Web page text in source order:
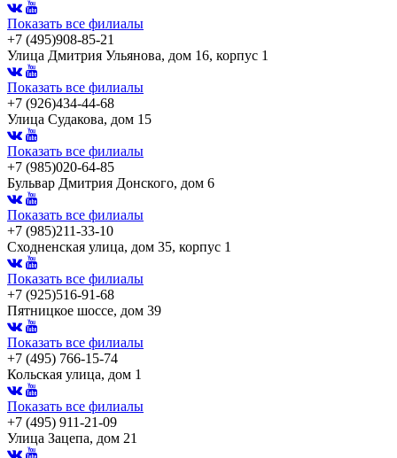
Показать все филиалы
+7 (495)908-85-21
Улица Дмитрия Ульянова, дом 16, корпус 1
Показать все филиалы
+7 (926)434-44-68
Улица Судакова, дом 15
Показать все филиалы
+7 (985)020-64-85
Бульвар Дмитрия Донского, дом 6
Показать все филиалы
+7 (985)211-33-10
Сходненская улица, дом 35, корпус 1
Показать все филиалы
+7 (925)516-91-68
Пятницкое шоссе, дом 39
Показать все филиалы
+7 (495) 766-15-74
Кольская улица, дом 1
Показать все филиалы
+7 (495) 911-21-09
Улица Зацепа, дом 21